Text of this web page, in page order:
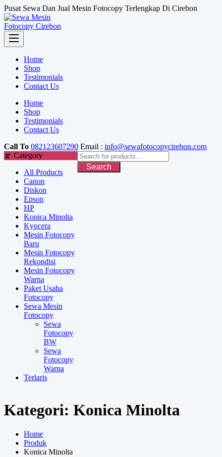
Skip
to
content
Pusat Sewa Dan Jual Mesin Fotocopy Terlengkap Di Cirebon
Home
Shop
Testimonials
Contact Us
Home
Shop
Testimonials
Contact Us
Call To 082123607290 Email : info@sewafotocopycirebon.com
Category
All Products
Canon
Diskon
Epson
HP
Konica Minolta
Kyocera
Mesin Fotocopy
Baru
Mesin Fotocopy
Rekondisi
Mesin Fotocopy
Warna
Paket Usaha
Fotocopy
Sewa Mesin
Fotocopy
Sewa
Fotocopy
BW
Sewa
Fotocopy
Warna
Terlaris
Search
Kategori: Konica Minolta
Home
Produk
Konica Minolta